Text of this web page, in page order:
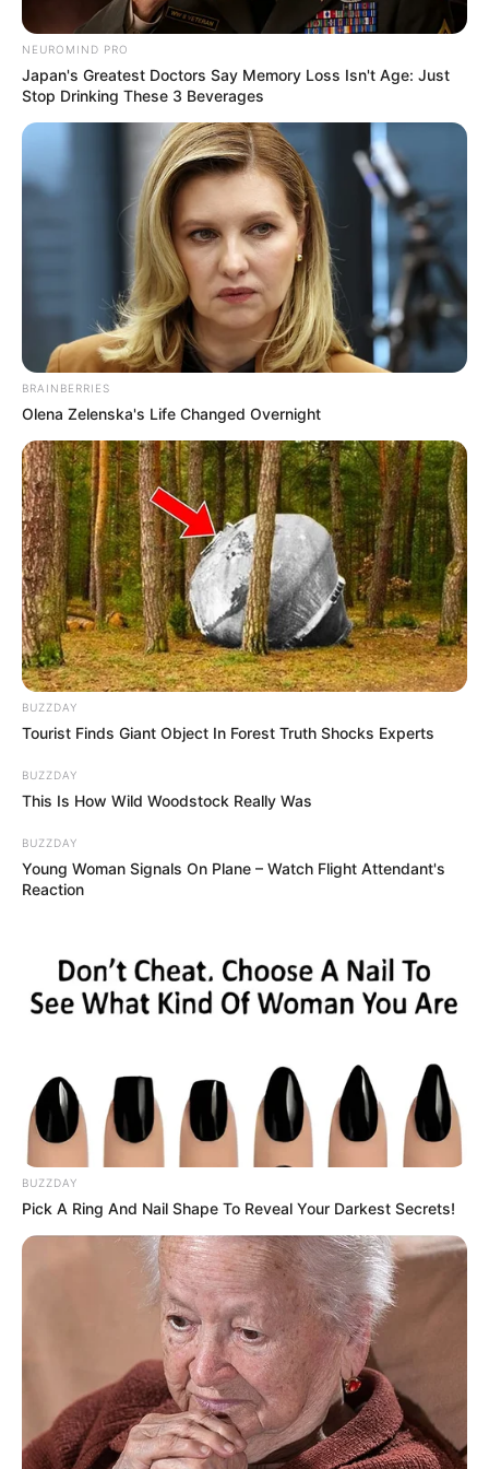
in
Friss hírek
Ettől félt Orbán, és most
valósággá válik: Most érkezett a
hír, elkezdődött!
bySzerző May 21, 2026
NEUROMIND PRO
Japan's Greatest Doctors Say Memory Loss Isn't Age: Just
Stop Drinking These 3 Beverages
BRAINBERRIES
Olena Zelenska's Life Changed Overnight
BUZZDAY
Tourist Finds Giant Object In Forest Truth Shocks Experts
BUZZDAY
This Is How Wild Woodstock Really Was
BUZZDAY
Young Woman Signals On Plane – Watch Flight Attendant's
Reaction
BUZZDAY
Pick A Ring And Nail Shape To Reveal Your Darkest Secrets!